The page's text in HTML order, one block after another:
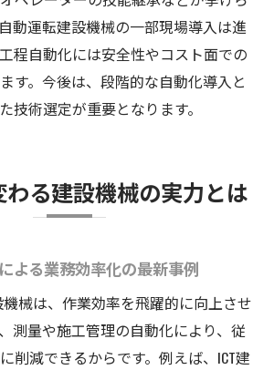
動運転建設機械の一部現場導入は進
程自動化には安全性やコスト面での
す。今後は、段階的な自動化導入と
技術選定が重要となります。
わる建設機械の実力とは
よる業務効率化の最新事例
機械は、作業効率を飛躍的に向上させ
測量や施工管理の自動化により、従
削減できるからです。例えば、ICT建